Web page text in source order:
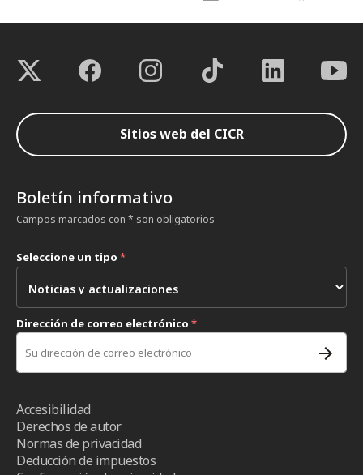
Sitios web del CICR
Boletín informativo
Campos marcados con * son obligatorios
Seleccione un tipo *
Dirección de correo electrónico *
Accesibilidad
Derechos de autor
Normas de privacidad
Deducción de impuestos